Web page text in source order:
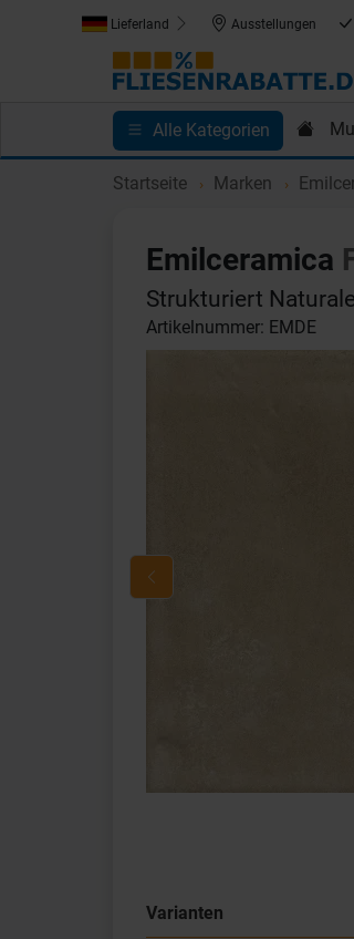
Lieferland Ausstellungen
Alle Kategorien
Kundenprojekte Blog
Startseite Marken
Emilceramica
Strukturiert Naturale
Artikelnummer: EMDE
Varianten